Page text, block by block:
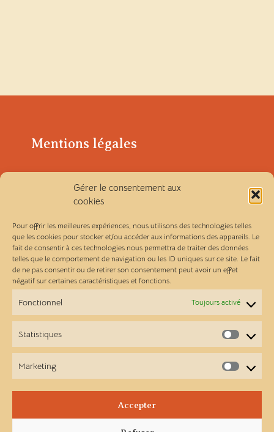
Gérer le consentement aux
cookies
Pour offrir les meilleures expériences, nous utilisons des technologies telles
que les cookies pour stocker et/ou accéder aux informations des appareils. Le
fait de consentir à ces technologies nous permettra de traiter des données
telles que le comportement de navigation ou les ID uniques sur ce site. Le fait
de ne pas consentir ou de retirer son consentement peut avoir un effet
négatif sur certaines caractéristiques et fonctions.
Fonctionnel Toujours activé
Statistiques
Marketing
Accepter
Mentions légales
Politique de confidentialité
Les Ateliers Linou
A propos
Points de vente
Newsletter
FacebookInstagram